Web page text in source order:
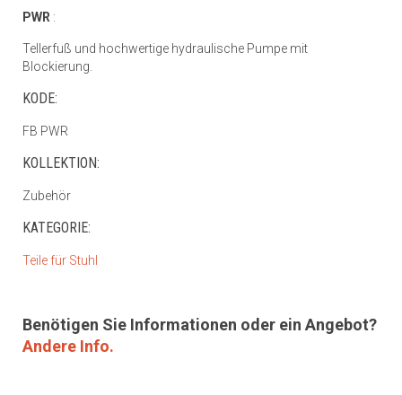
PWR :
Tellerfuß und hochwertige hydraulische Pumpe mit
Blockierung.
KODE:
FB PWR
KOLLEKTION:
Zubehör
KATEGORIE:
Teile für Stuhl
Benötigen Sie Informationen oder ein Angebot?
Andere Info.